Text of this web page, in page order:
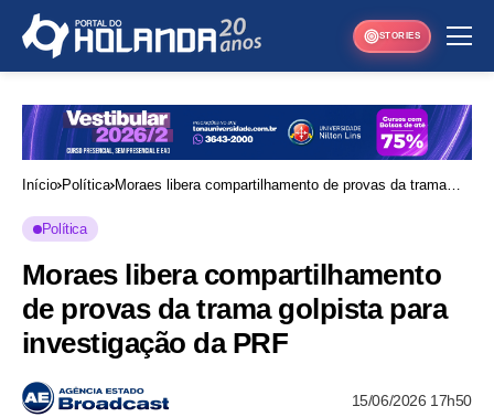
STORIES
Início Política Moraes libera compartilhamento de provas da trama
Política
Moraes libera compartilhamento
de provas da trama golpista para
investigação da PRF
15/06/2026 17h50